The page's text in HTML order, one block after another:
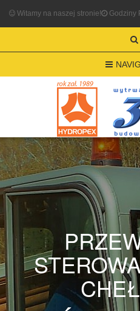
Witamy na naszej stronie! Godziny